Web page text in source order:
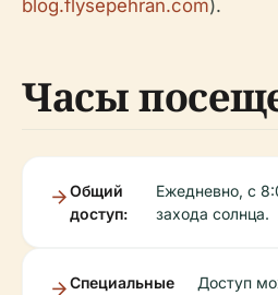
blog.flysepehran.com).
Часы
Общий
доступ:
Ежедневно, с
захода солнца.
Специальные
Доступ